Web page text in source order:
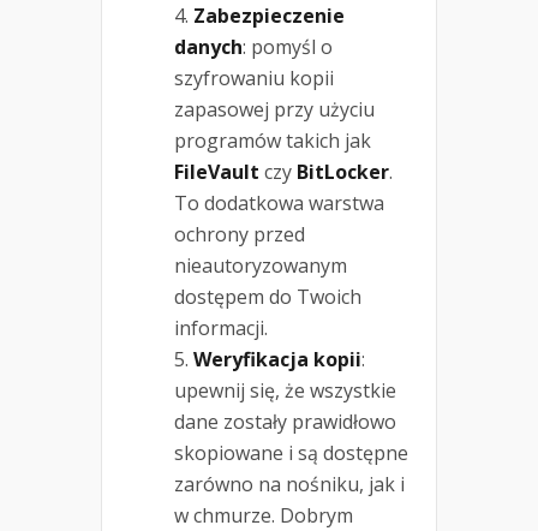
Zabezpieczenie
danych: pomyśl o
szyfrowaniu kopii
zapasowej przy użyciu
programów takich jak
FileVault czy BitLocker.
To dodatkowa warstwa
ochrony przed
nieautoryzowanym
dostępem do Twoich
informacji.
Weryfikacja kopii:
upewnij się, że wszystkie
dane zostały prawidłowo
skopiowane i są dostępne
zarówno na nośniku, jak i
w chmurze. Dobrym